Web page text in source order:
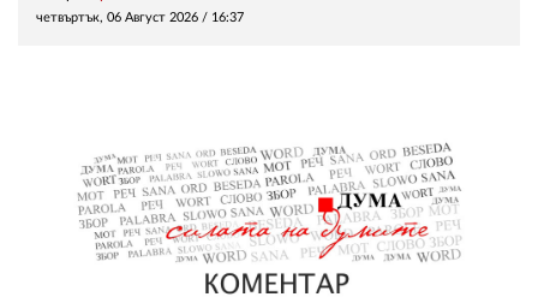
четвъртък, 06 Август 2026 / 16:37